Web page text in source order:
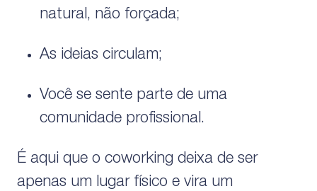
natural, não forçada;
As ideias circulam;
Você se sente parte de uma
comunidade profissional.
É aqui que o coworking deixa de ser
apenas um lugar físico e vira um